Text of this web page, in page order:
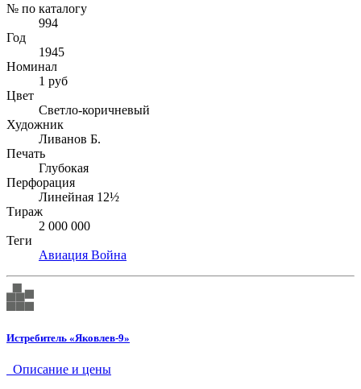
№ по каталогу
994
Год
1945
Номинал
1 руб
Цвет
Светло-коричневый
Художник
Ливанов Б.
Печать
Глубокая
Перфорация
Линейная 12½
Тираж
2 000 000
Теги
Авиация Война
Истребитель «Яковлев-9»
Описание и цены